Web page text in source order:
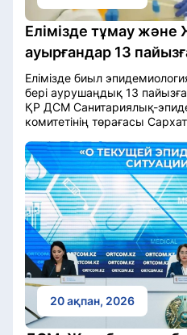
Елімізде тұмау
ауырғандар 13
Елімізде биыл
бері аурушаңдық 13
ҚР ДСМ Санитариялық-
комитетінің төрағасы
20 ақпан, 2026